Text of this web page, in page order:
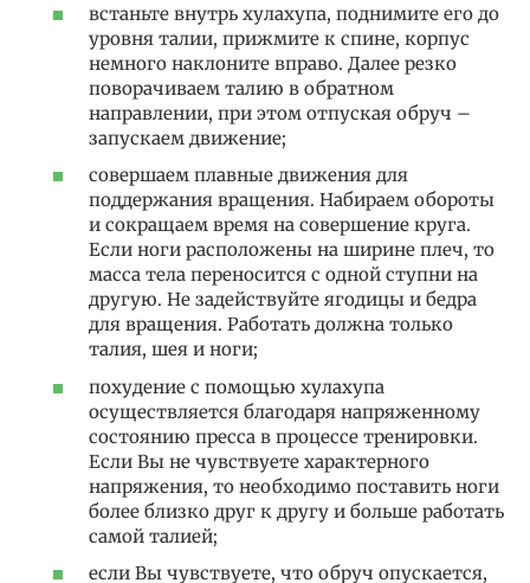
встаньте внутрь хулахупа, поднимите его до
уровня талии, прижмите к спине, корпус
немного наклоните вправо. Далее резко
поворачиваем талию в обратном
направлении, при этом отпуская обруч –
запускаем движение;
совершаем плавные движения для
поддержания вращения. Набираем обороты
и сокращаем время на совершение круга.
Если ноги расположены на ширине плеч, то
масса тела переносится с одной ступни на
другую. Не задействуйте ягодицы и бедра
для вращения. Работать должна только
талия, шея и ноги;
похудение с помощью хулахупа
осуществляется благодаря напряженному
состоянию пресса в процессе тренировки.
Если Вы не чувствуете характерного
напряжения, то необходимо поставить ноги
более близко друг к другу и больше работать
самой талией;
если Вы чувствуете, что обруч опускается,